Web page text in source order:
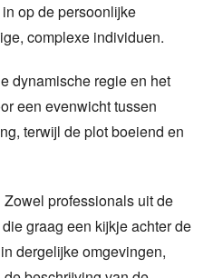
op de persoonlijke
complexe individuen.
dynamische regie en het
een evenwicht tussen
terwijl de plot boeiend en
Zowel professionals uit de
graag een kijkje achter de
dergelijke omgevingen,